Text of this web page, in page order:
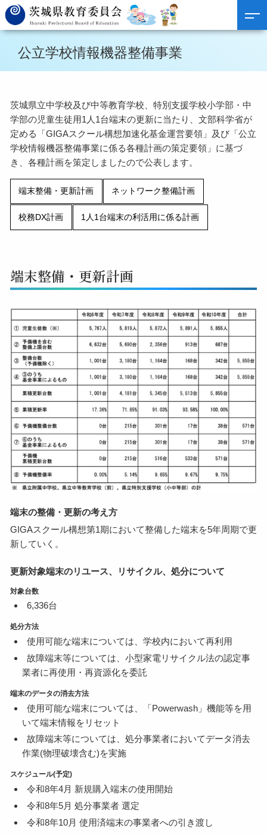
公立学校情報機器整備事業
茨城県立中学校及び中等教育学校、特別支援学校小学部・中
学部の児童生徒用1人1台端末の更新に当たり、文部科学省が
定める「GIGAスクール構想加速化基金運営要領」及び「公立
学校情報機器整備事業に係る各種計画の策定要領」に基づ
き、各種計画を策定しましたので公表します。
端末整備・更新計画 ネットワーク整備計画
校務DX計画 1人1台端末の利活用に係る計画
端末整備・更新計画
端末の整備・更新の考え方
GIGAスクール構想第1期において整備した端末を5年周期で更
新していく。
更新対象端末のリユース、リサイクル、処分について
対象台数
6,336台
処分方法
使用可能な端末については、学校内において再利用
故障端末等については、小型家電リサイクル法の認定事
業者に再使用・再資源化を委託
端末のデータの消去方法
使用可能な端末については、「Powerwash」機能等を用
いて端末情報をリセット
故障端末等については、処分事業者においてデータ消去
作業(物理破壊含む)を実施
スケジュール(予定)
令和8年4月 新規購入端末の使用開始
令和8年5月 処分事業者 選定
令和8年10月 使用済端末の事業者への引き渡し